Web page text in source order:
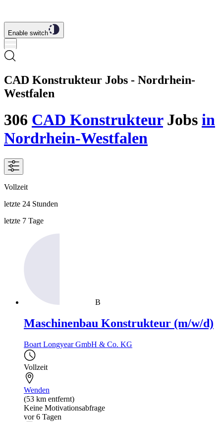
Enable switch
CAD Konstrukteur Jobs - Nordrhein-
Westfalen
306 CAD KonstrukteurJobs in
Nordrhein-Westfalen
Vollzeit
letzte 24 Stunden
letzte 7 Tage
B
Maschinenbau Konstrukteur (m/w/d)
Boart Longyear GmbH & Co. KG
Vollzeit
Wenden
(53 km entfernt)
Keine Motivationsabfrage
vor 6 Tagen